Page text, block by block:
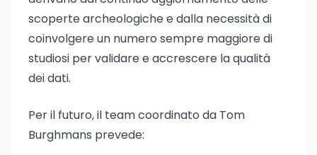
scoperte archeologiche e dalla necessità di
coinvolgere un numero sempre maggiore di
studiosi per validare e accrescere la qualità
dei dati.
Per il futuro, il team coordinato da Tom
Burghmans prevede: